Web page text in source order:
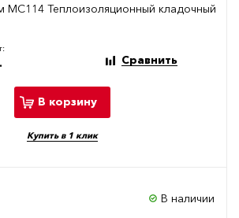
МС114 Теплоизоляционный кладочный
Сравнить
В корзину
Купить в 1 клик
В наличии